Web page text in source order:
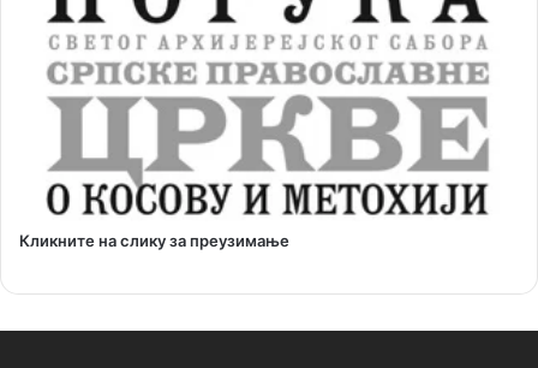
Кликните на слику за преузимање